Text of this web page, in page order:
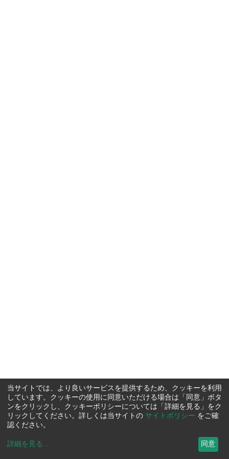
当サイトでは、より良いサービスを提供するため、クッキーを利用
しています。クッキーの使用に同意いただける場合は「同意」ボタ
ンをクリックし、クッキーポリシーについては「詳細を見る」をク
リックしてください。詳しくは当サイトの サイトポリシー をご確
認ください。
詳細を見る ... 同意